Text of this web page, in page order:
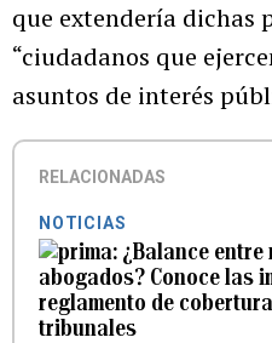
que extendería dichas
“ciudadanos que
asuntos de interés
RELACIONADAS
NOTICIAS
¿Balance entre
abogados? Conoce las
reglamento de
tribunales